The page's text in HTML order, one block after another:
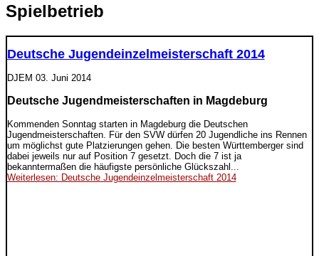
Spielbetrieb
Deutsche Jugendeinzelmeisterschaft 2014
DJEM 03. Juni 2014
Deutsche Jugendmeisterschaften in Magdeburg
Kommenden Sonntag starten in Magdeburg die Deutschen
Jugendmeisterschaften. Für den SVW dürfen 20 Jugendliche ins Rennen
um möglichst gute Platzierungen gehen. Die besten Württemberger sind
dabei jeweils nur auf Position 7 gesetzt. Doch die 7 ist ja
bekanntermaßen die häufigste persönliche Glückszahl...
Weiterlesen: Deutsche Jugendeinzelmeisterschaft 2014